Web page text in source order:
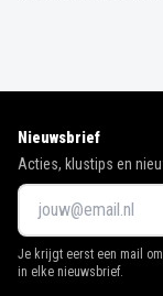
Nieuwsbrief
Acties, klustips en
Je krijgt eerst een mail
in elke nieuwsbrief.